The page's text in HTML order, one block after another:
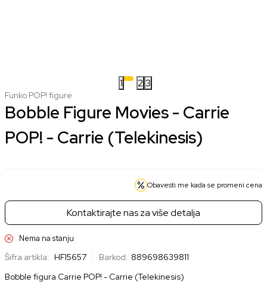
1 2 3
Funko POP! figure
Bobble Figure Movies - Carrie
POP! - Carrie (Telekinesis)
Obavesti me kada se promeni cena
Kontaktirajte nas za više detalja
Nema na stanju
Šifra artikla: HFI5657 Barkod: 889698639811
Bobble figura Carrie POP! - Carrie (Telekinesis)